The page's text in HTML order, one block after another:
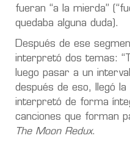
fueran “a la mierda”
quedaba alguna duda).
Después de ese
interpretó dos temas:
luego pasar a un
después de eso, llegó
interpretó de forma
canciones que forman
The Moon Redux.